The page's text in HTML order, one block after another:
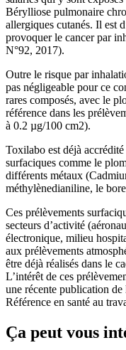
Bérylliose pulmonaire
allergiques cutanés. Il est
provoquer le cancer par
N°92, 2017).
Outre le risque par
pas négligeable pour ce
rares composés, avec le
référence dans les
à 0.2 µg/100 cm2).
Toxilabo est déjà
surfaciques comme le
différents métaux
méthylènedianiline, le
Ces prélèvements
secteurs d’activité
électronique, milieu
aux prélèvements
être déjà réalisés dans le
L’intérêt de ces
une récente publication
Référence en santé au
Ça peut vous